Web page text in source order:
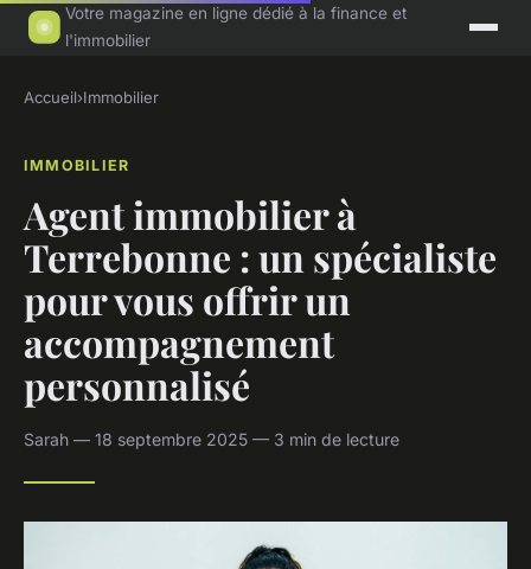
Votre magazine en ligne dédié à la finance et
l'immobilier
Accueil›Immobilier
IMMOBILIER
Agent immobilier à
Terrebonne : un spécialiste
pour vous offrir un
accompagnement
personnalisé
Sarah — 18 septembre 2025 — 3 min de lecture